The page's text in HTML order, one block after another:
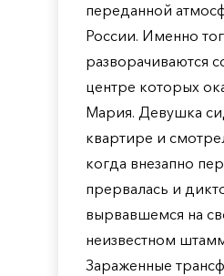
переданной
России. Именно
разворачиваются
центре которых
Мария. Девушка
квартире и
когда внезапно
прервалась и
вырвавшемся на
неизвестном
Зараженные